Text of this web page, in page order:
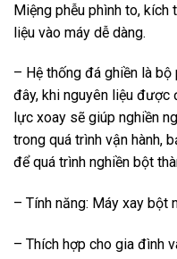
Miệng phễu phình to,
liệu vào máy dễ dàng.
– Hệ thống đá ghiền là bộ
đây, khi nguyên liệu được
lực xoay sẽ giúp nghiền
trong quá trình vận hành,
để quá trình nghiền bột
– Tính năng: Máy xay bột
– Thích hợp cho gia đình